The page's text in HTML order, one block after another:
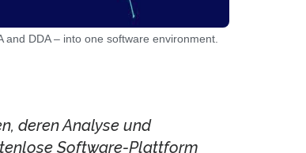
DDA – into one software environment.
deren Analyse und
Software-Plattform